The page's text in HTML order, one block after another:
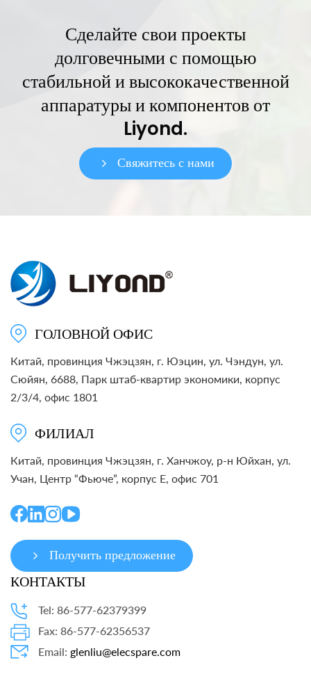
Сделайте свои проекты
долговечными с помощью
стабильной и высококачественной
аппаратуры и компонентов от
Liyond.
Свяжитесь с нами
ГОЛОВНОЙ ОФИС
Китай, провинция Чжэцзян, г. Юэцин, ул. Чэндун, ул.
Сюйян, 6688, Парк штаб-квартир экономики, корпус
2/3/4, офис 1801
ФИЛИАЛ
Китай, провинция Чжэцзян, г. Ханчжоу, р-н Юйхан, ул.
Учан, Центр “Фьюче”, корпус E, офис 701
Получить предложение
КОНТАКТЫ
Tel: 86-577-62379399
Fax: 86-577-62356537
Email: glenliu@elecspare.com